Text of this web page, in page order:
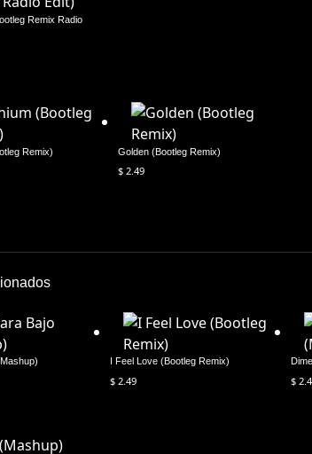
Remix Radio
Remix) Golden (Bootleg Remix)
$2.49
I Feel Love (Bootleg Remix)
$ 2.49 $